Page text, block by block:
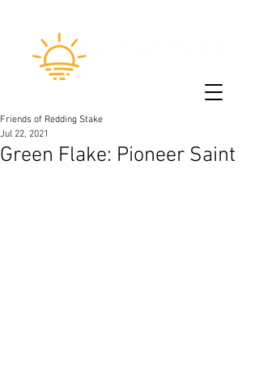
Green Flake: Pioneer Saint
Friends of Redding Stake
Jul 22, 2021